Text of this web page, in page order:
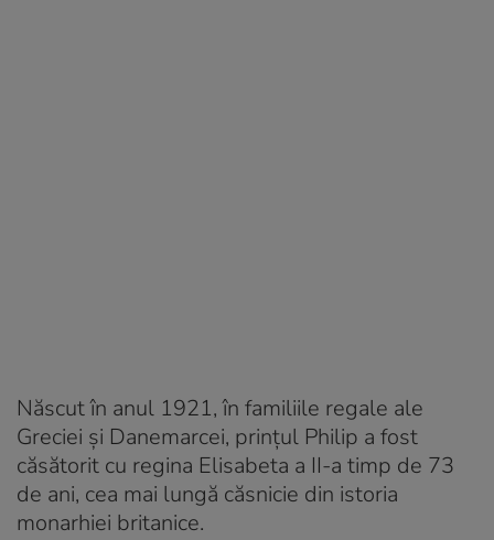
Născut în anul 1921, în familiile regale ale
Greciei și Danemarcei, prințul Philip a fost
căsătorit cu regina Elisabeta a II-a timp de 73
de ani, cea mai lungă căsnicie din istoria
monarhiei britanice.